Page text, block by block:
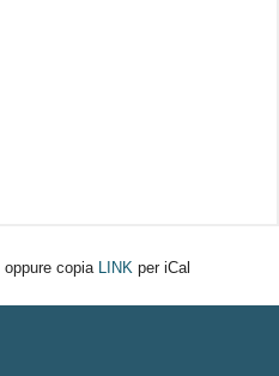
oppure copia LINK per iCal